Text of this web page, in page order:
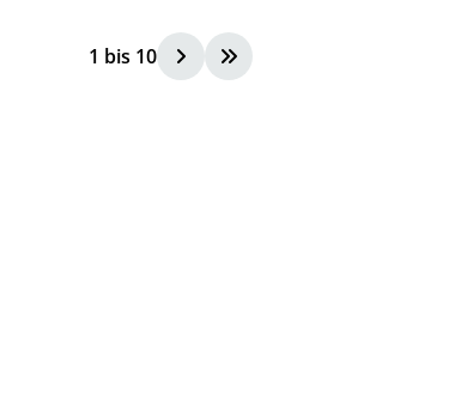
1 bis 10